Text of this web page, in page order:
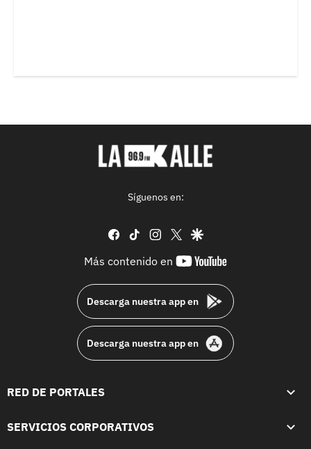
Síguenos en:
facebook
tiktok instagram
twittergoogle
Más contenido en
youtube-
Descarga nuestra app en
Descarga nuestra app en
RED DE PORTALES
SERVICIOS CORPORATIVOS